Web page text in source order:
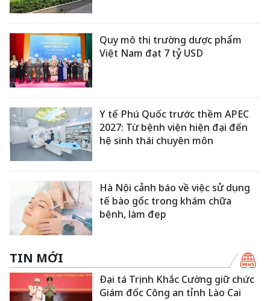
Quy mô thị trường dược phẩm
Việt Nam đạt 7 tỷ USD
Y tế Phú Quốc trước thềm APEC
2027: Từ bệnh viện hiện đại đến
hệ sinh thái chuyên môn
Hà Nội cảnh báo về việc sử dụng
tế bào gốc trong khám chữa
bệnh, làm đẹp
TIN MỚI
Đại tá Trịnh Khắc Cường giữ chức
Giám đốc Công an tỉnh Lào Cai